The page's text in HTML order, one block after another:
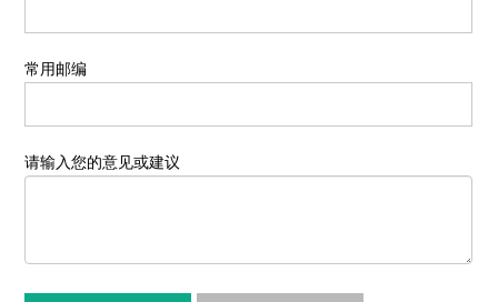
常用邮编
请输入您的意见或建议